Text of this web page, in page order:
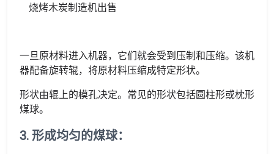
烧烤木炭制造机出售
一旦原材料进入机器，它们就会受到压制和压缩。该机
器配备旋转辊，将原材料压缩成特定形状。
形状由辊上的模孔决定。常见的形状包括圆柱形或枕形
煤球。
3. 形成均匀的煤球：